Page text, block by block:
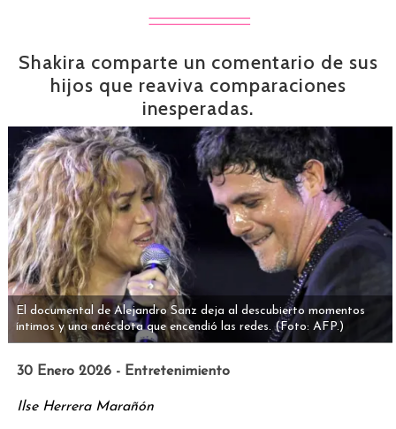
Shakira comparte un comentario de sus
hijos que reaviva comparaciones
inesperadas.
El documental de Alejandro Sanz deja al descubierto momentos
íntimos y una anécdota que encendió las redes. (Foto: AFP.)
30 Enero 2026 - Entretenimiento
Ilse Herrera Marañón